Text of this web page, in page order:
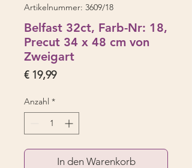
Artikelnummer: 3609/18
Belfast 32ct, Farb-Nr: 18,
Precut 34 x 48 cm von
Zweigart
€ 19,99Preis
Anzahl *
In den Warenkorb